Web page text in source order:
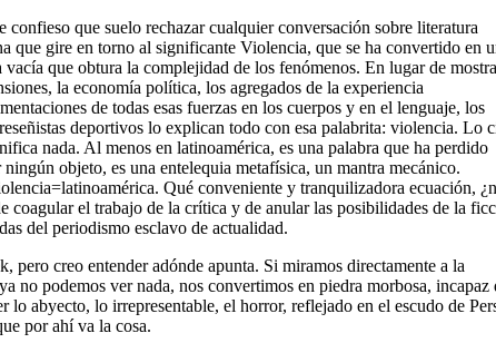
confieso que suelo rechazar cualquier conversación sobre literatura
que gire en torno al significante Violencia, que se ha convertido en
vacía que obtura la complejidad de los fenómenos. En lugar de
la economía política, los agregados de la experiencia
de todas esas fuerzas en los cuerpos y en el lenguaje, los
deportivos lo explican todo con esa palabrita: violencia. Lo
nada. Al menos en latinoamérica, es una palabra que ha perdido
objeto, es una entelequia metafísica, un mantra mecánico.
Qué conveniente y tranquilizadora ecuación,
coagular el trabajo de la crítica y de anular las posibilidades de la
del periodismo esclavo de actualidad.
pero creo entender adónde apunta. Si miramos directamente a la
no podemos ver nada, nos convertimos en piedra morbosa, incapaz
lo abyecto, lo irrepresentable, el horror, reflejado en el escudo de
por ahí va la cosa.